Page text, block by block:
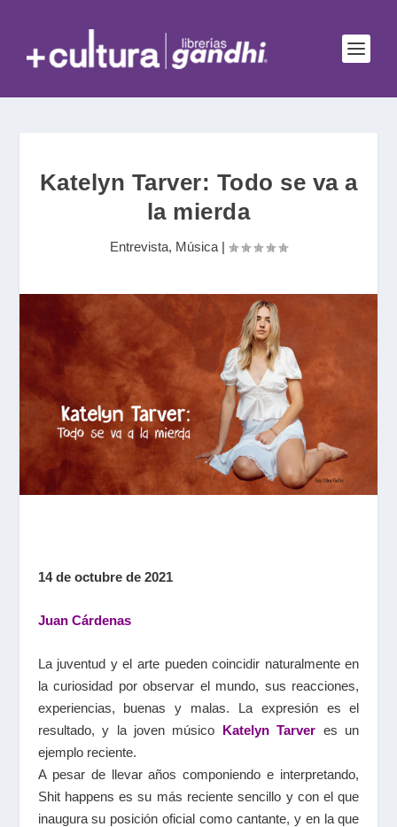
Katelyn Tarver: Todo se va a
la mierda
Entrevista, Música |
14 de octubre de 2021
Juan Cárdenas
La juventud y el arte pueden coincidir naturalmente en
la curiosidad por observar el mundo, sus reacciones,
experiencias, buenas y malas. La expresión es el
resultado, y la joven músico Katelyn Tarver es un
ejemplo reciente.
A pesar de llevar años componiendo e interpretando,
Shit happens es su más reciente sencillo y con el que
inaugura su posición oficial como cantante, y en la que